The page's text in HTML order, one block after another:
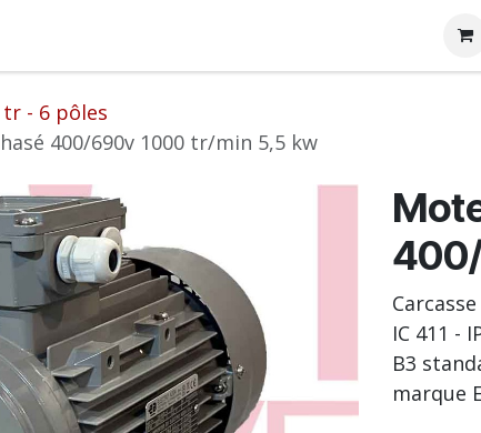
tr - 6 pôles
400/690v 1000 tr/min 5,5 kw
IC 411 -
B3
marque